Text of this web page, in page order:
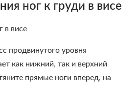
ног к груди в висе
продвинутого уровня
как нижний, так и верхний
прямые ноги вперед, на